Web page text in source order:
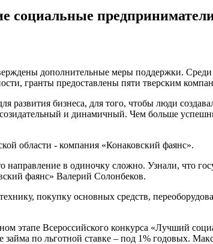
социальные
дополнительные меры поддержки.
гранты предоставлены пяти тверским
развития бизнеса, для того, чтобы люди
и динамичный. Чем больше
области - компания «Конаковский фаянс».
в одиночку сложно. Узнали, что
фаянс» Валерий Солонбеков.
покупку основных средств,
этапе Всероссийского конкурса «Лучший
по льготной ставке – под 1% годовых.